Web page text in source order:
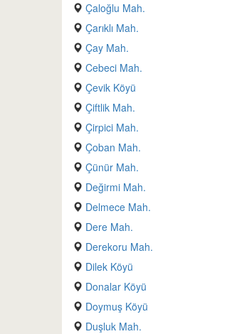
Çaloğlu Mah.
Çarıklı Mah.
Çay Mah.
Cebeci Mah.
Çevik Köyü
Çiftlik Mah.
Çirpici Mah.
Çoban Mah.
Çünür Mah.
Değirmi Mah.
Delmece Mah.
Dere Mah.
Derekoru Mah.
Dilek Köyü
Donalar Köyü
Doymuş Köyü
Duşluk Mah.